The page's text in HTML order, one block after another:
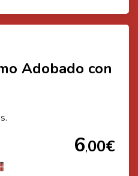
Adobado con
6,00€